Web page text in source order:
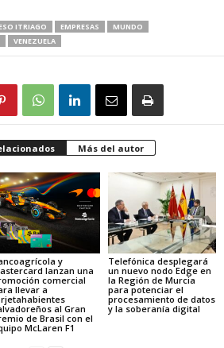
ITRIAGO EMPRESAS
MUNDO
VENEZUELA
Más del autor
y
lanzan una
comercial
llevar a
al Gran
de Brasil con el
McLaren F1
Telefónica desplegará
un nuevo nodo Edge en
la Región de Murcia
para potenciar el
procesamiento de datos
y la soberanía digital